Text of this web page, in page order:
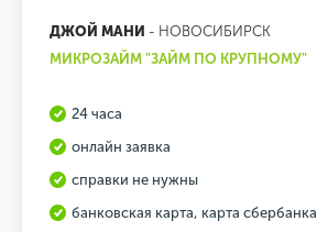
ДЖОЙ МАНИ - НОВОСИБИРСК
МИКРОЗАЙМ "ЗАЙМ ПО КРУПНОМУ"
24 часа
онлайн заявка
справки не нужны
банковская карта, карта сбербанка